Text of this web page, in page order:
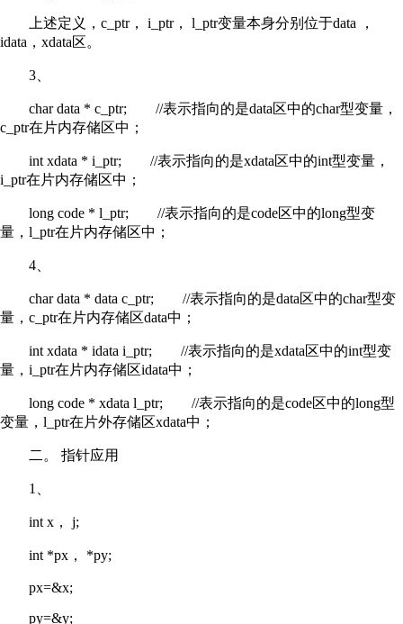
上述定义，c_ptr， i_ptr， l_ptr变量本身分别位于data ，
idata，xdata区。
3、
char data * c_ptr; //表示指向的是data区中的char型变量，
c_ptr在片内存储区中；
int xdata * i_ptr; //表示指向的是xdata区中的int型变量，
i_ptr在片内存储区中；
long code * l_ptr; //表示指向的是code区中的long型变
量，l_ptr在片内存储区中；
4、
char data * data c_ptr; //表示指向的是data区中的char型变
量，c_ptr在片内存储区data中；
int xdata * idata i_ptr; //表示指向的是xdata区中的int型变
量，i_ptr在片内存储区idata中；
long code * xdata l_ptr; //表示指向的是code区中的long型
变量，l_ptr在片外存储区xdata中；
二。 指针应用
1、
int x， j;
int *px， *py;
px=&x;
py=&y;